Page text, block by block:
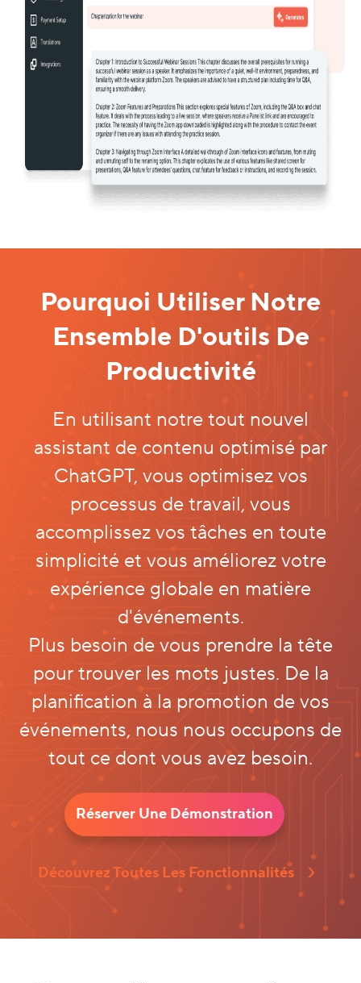
Pourquoi Utiliser Notre
Ensemble D'outils De
Productivité
En utilisant notre tout nouvel
assistant de contenu optimisé par
ChatGPT, vous optimisez vos
processus de travail, vous
accomplissez vos tâches en toute
simplicité et vous améliorez votre
expérience globale en matière
d'événements.
Plus besoin de vous prendre la tête
pour trouver les mots justes. De la
planification à la promotion de vos
événements, nous nous occupons de
tout ce dont vous avez besoin.
Réserver Une Démonstration
Découvrez Toutes Les Fonctionnalités